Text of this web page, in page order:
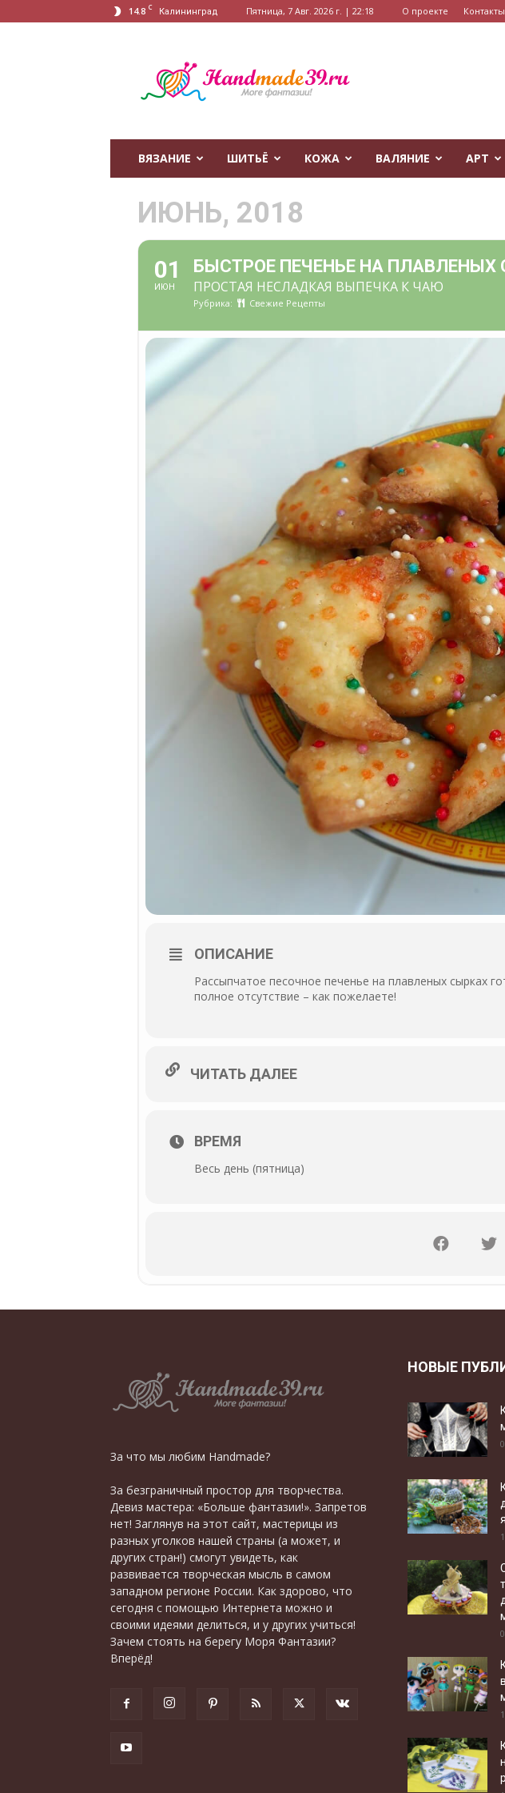
14.8 C Калининград Пятница, 7 Авг. 2026 г. | 22:18 О проекте Контакты
ВЯЗАНИЕ ШИТЬЁ КОЖА ВАЛЯНИЕ АРТ
ИЮНЬ, 2018
01
ИЮН
БЫСТРОЕ ПЕЧЕНЬЕ НА ПЛАВЛЕНЫХ
ПРОСТАЯ НЕСЛАДКАЯ ВЫПЕЧКА К ЧАЮ
Рубрика: Свежие Рецепты
ОПИСАНИЕ
Рассыпчатое песочное печенье на плавленых сырках
полное отсутствие – как пожелаете!
ЧИТАТЬ ДАЛЕЕ
ВРЕМЯ
Весь день (пятница)
За что мы любим Handmade?
За безграничный простор для творчества.
Девиз мастера: «Больше фантазии!». Запретов
нет! Заглянув на этот сайт, мастерицы из
разных уголков нашей страны (а может, и
других стран!) смогут увидеть, как
развивается творческая мысль в самом
западном регионе России. Как здорово, что
сегодня с помощью Интернета можно и
своими идеями делиться, и у других учиться!
Зачем стоять на берегу Моря Фантазии?
Вперёд!
НОВЫЕ